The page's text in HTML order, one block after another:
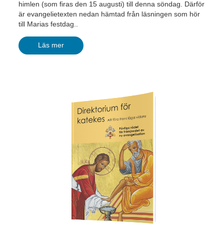
himlen (som firas den 15 augusti) till denna söndag. Därför
är evangelietexten nedan hämtad från läsningen som hör
till Marias festdag..
Läs mer